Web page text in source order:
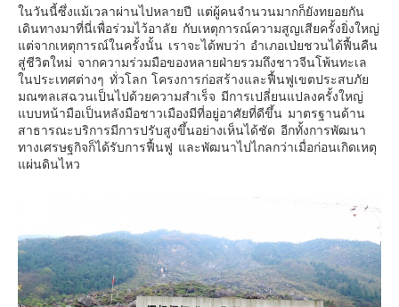
ในวันนี้ซึ่งแม้เวลาผ่านไปหลายปี แต่ผู้คนจำนวนมากก็ยังทยอยกัน
เดินทางมาที่นี่เพื่อร่วมไว้อาลัย กับเหตุการณ์ความสูญเสียครั้งยิ่งใหญ่
แต่จากเหตุการณ์ในครั้งนั้น เราจะได้พบว่า อำเภอเป่ยชวนได้ฟื้นคืน
สู่ชีวิตใหม่ จากความร่วมมือของหลายฝ่ายรวมถึงชาวจีนโพ้นทะเล
ในประเทศต่างๆ ทั่วโลก โครงการก่อสร้างและฟื้นฟูเขตประสบภัย
มณฑลเสฉวนเป็นไปด้วยความสำเร็จ มีการเปลี่ยนแปลงครั้งใหญ่
แบบหน้ามือเป็นหลังมือชาวเมืองมีที่อยู่อาศัยที่ดีขึ้น มาตรฐานด้าน
สาธารณะบริการมีการปรับสูงขึ้นอย่างเห็นได้ชัด อีกทั้งการพัฒนา
ทางเศรษฐกิจก็ได้รับการฟื้นฟู และพัฒนาไปไกลกว่าเมื่อก่อนเกิดเหตุ
แผ่นดินไหว